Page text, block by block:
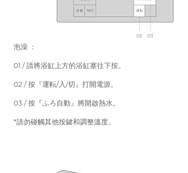
泡澡 ：
01 / 請將浴缸上方的浴缸塞往下按。
02 / 按『運転/入/切』打開電源。
03 / 按『ふろ自動』將開啟熱水。
*請勿碰觸其他按鍵和調整溫度。